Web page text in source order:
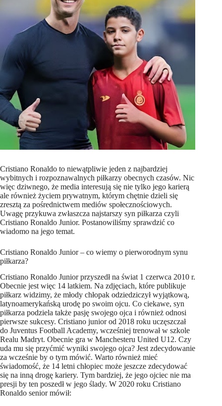
Cristiano Ronaldo to niewątpliwie jeden z najbardziej
wybitnych i rozpoznawalnych piłkarzy obecnych czasów. Nic
więc dziwnego, że media interesują się nie tylko jego karierą
ale również życiem prywatnym, którym chętnie dzieli się
zresztą za pośrednictwem mediów społecznościowych.
Uwagę przykuwa zwłaszcza najstarszy syn piłkarza czyli
Cristiano Ronaldo Junior. Postanowiliśmy sprawdzić co
wiadomo na jego temat.
Cristiano Ronaldo Junior – co wiemy o pierworodnym synu
piłkarza?
Cristiano Ronaldo Junior przyszedł na świat 1 czerwca 2010 r.
Obecnie jest więc 14 latkiem. Na zdjęciach, które publikuje
piłkarz widzimy, że młody chłopak odziedziczył wyjątkową,
latynoamerykańską urodę po swoim ojcu. Co ciekawe, syn
piłkarza podziela także pasję swojego ojca i również odnosi
pierwsze sukcesy. Cristiano junior od 2018 roku uczęszczał
do Juventus Football Academy, wcześniej trenował w szkole
Realu Madryt. Obecnie gra w Manchesteru United U12. Czy
uda mu się przyćmić wyniki swojego ojca? Jest zdecydowanie
za wcześnie by o tym mówić. Warto również mieć
świadomość, że 14 letni chłopiec może jeszcze zdecydować
się na inną drogę kariery. Tym bardziej, że jego ojciec nie ma
presji by ten poszedł w jego ślady. W 2020 roku Cristiano
Ronaldo senior mówił: